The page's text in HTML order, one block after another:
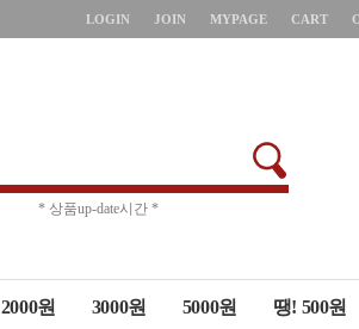
LOGIN JOIN MYPAGE CART
* 주문취소 제한 *
2000원 3000원 5000원 땡! 500원